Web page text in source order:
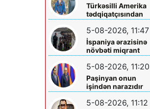
Türkəsilli Amerika
tədqiqatçısından
Talebinə -
Vardanyanla bağlı
çağırış
5-08-2026, 11:47
İspaniya ərazisinə
növbəti miqrant
axını gözlənilir?
5-08-2026, 11:20
Paşinyan onun
işindən narazıdır
5-08-2026, 11:12